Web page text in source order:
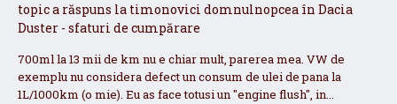
topic a răspuns la timonovici domnulnopcea în Dacia
Duster - sfaturi de cumpărare
700ml la 13 mii de km nu e chiar mult, parerea mea. VW de
exemplu nu considera defect un consum de ulei de pana la
1L/1000km (o mie). Eu as face totusi un "engine flush", in...